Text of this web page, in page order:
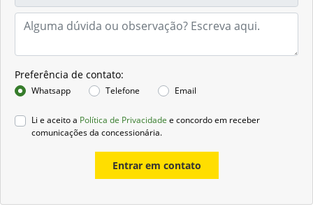
Preferência de contato:
Whatsapp Telefone Email
Li e aceito a Política de Privacidade e concordo em receber
comunicações da concessionária.
Entrar em contato